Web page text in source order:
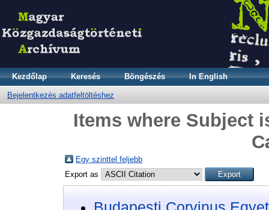
Kezdőlap Keresés Böngészés In English
Bejelentkezés adatfeltöltéshez
Items where Subject
Egy szinttel feljebb
Export as